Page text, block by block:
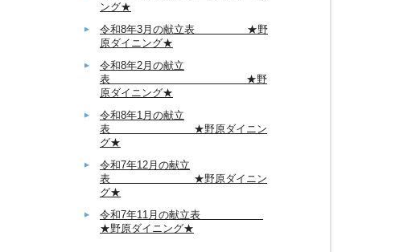
ング★
令和8年3月の献立表 ★野
原ダイニング★
令和8年2月の献立
表 ★野
原ダイニング★
令和8年1月の献立
表 ★野原ダイニン
グ★
令和7年12月の献立
表 ★野原ダイニン
グ★
令和7年11月の献立表
★野原ダイニング★